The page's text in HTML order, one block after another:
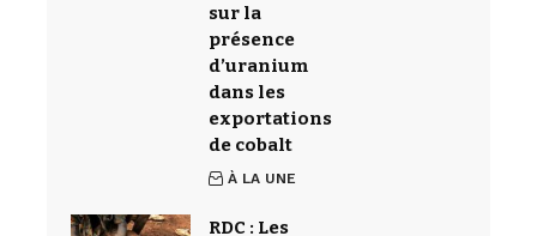
sur la
présence
d’uranium
dans les
exportations
de cobalt
À LA UNE
RDC : Les